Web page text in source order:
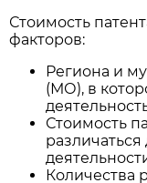
Стоимость
факторов:
Региона и
(МО), в
Стоимость
Количества